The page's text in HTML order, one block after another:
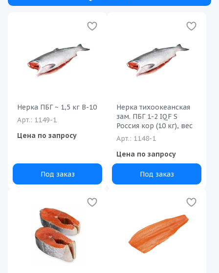
Нерка ПБГ ~ 1,5 кг В-10
Арт.: 1149-1
Цена по запросу
Под заказ
Нерка тихоокеанская
зам. ПБГ 1-2 IQF S
Россия кор (10 кг), вес
Арт.: 1148-1
Цена по запросу
Под заказ